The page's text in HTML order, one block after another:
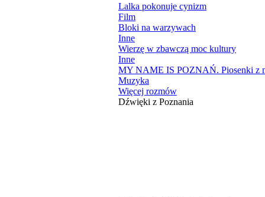
Lalka pokonuje cynizm
Film
Bloki na warzywach
Inne
Wierzę w zbawczą moc kultury
Inne
MY NAME IS POZNAŃ. Piosenki z
Muzyka
Więcej rozmów
Dźwięki z Poznania